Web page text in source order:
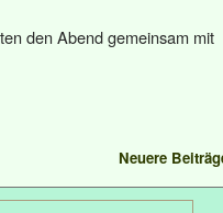
den Abend gemeinsam mit
Neuere